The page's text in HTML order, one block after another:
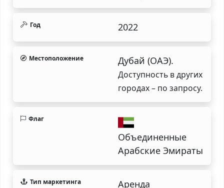
Год 2022
Местоположение Дубай (ОАЭ).
Доступность в других
городах – по запросу.
Флаг
Объединенные
Арабские Эмираты
Тип маркетинга Аренда